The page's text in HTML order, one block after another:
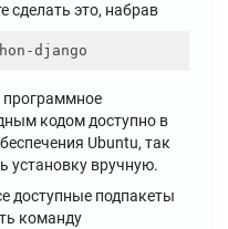
сделать это, набрав
программное
кодом доступно в
Ubuntu, так
установку вручную.
доступные подпакеты
команду